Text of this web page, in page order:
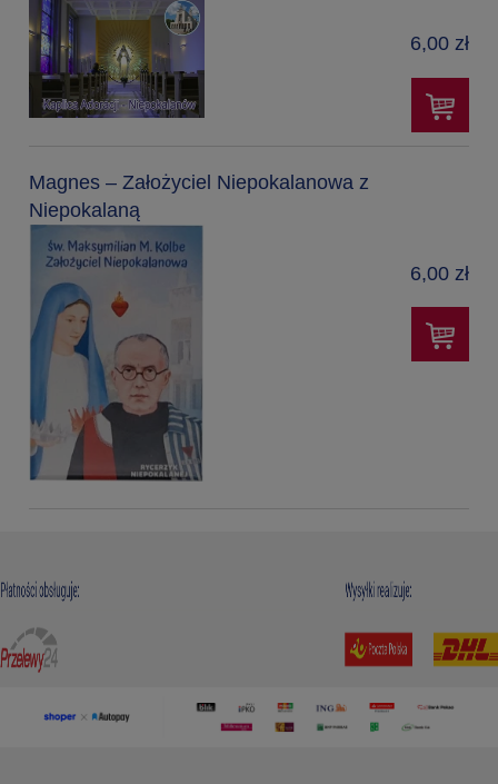
6,00 zł
Magnes – Założyciel Niepokalanowa z
Niepokalaną
6,00 zł